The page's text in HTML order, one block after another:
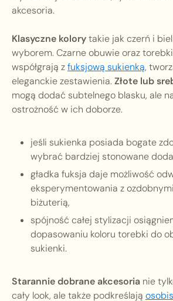
akcesoria.
Klasyczne kolorytakie jak czerń i
wyborem. Czarne obuwie oraz
współgrają zfuksjową sukienką,
eleganckie zestawienia.Złote lub
mogą dodać subtelnego blasku, ale
ostrożność w ich doborze.
jeśli sukienka posiada bogate
wybrać bardziej stonowane
gładka fuksja daje możliwość
eksperymentowania z
biżuterią,
spójność całej stylizacji
dopasowaniu koloru torebki do
sukienki.
Starannie dobrane akcesoria nie
cały look, ale także podkreślają